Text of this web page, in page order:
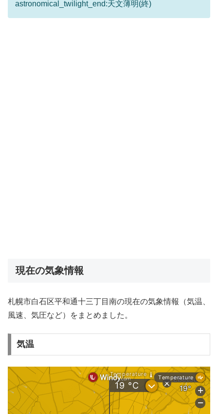
astronomical_twilight_end:天文薄明(終)
現在の気象情報
札幌市白石区平和通十三丁目南の現在の気象情報（気温、
風速、気圧など）をまとめました。
気温